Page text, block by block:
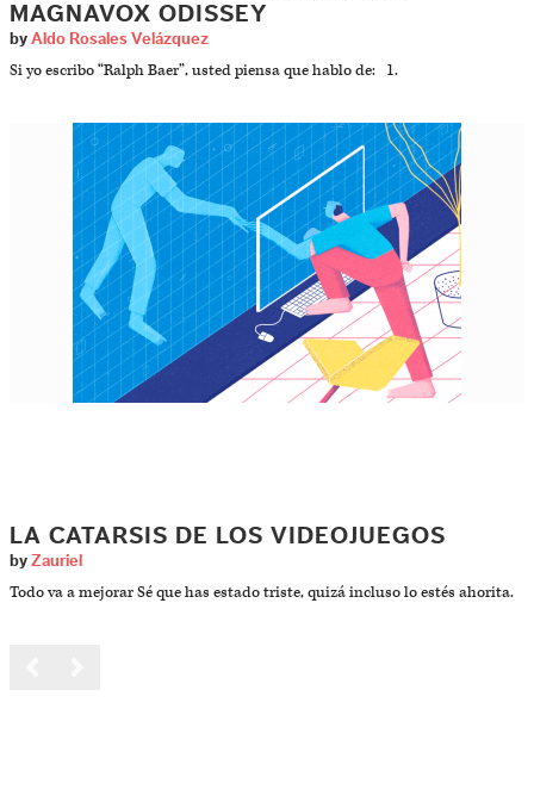
MAGNAVOX ODISSEY
by Aldo Rosales Velázquez
Si yo escribo “Ralph Baer”, usted piensa que hablo de: 1.
LA CATARSIS DE LOS VIDEOJUEGOS
by Zauriel
Todo va a mejorar Sé que has estado triste, quizá incluso lo estés ahorita.